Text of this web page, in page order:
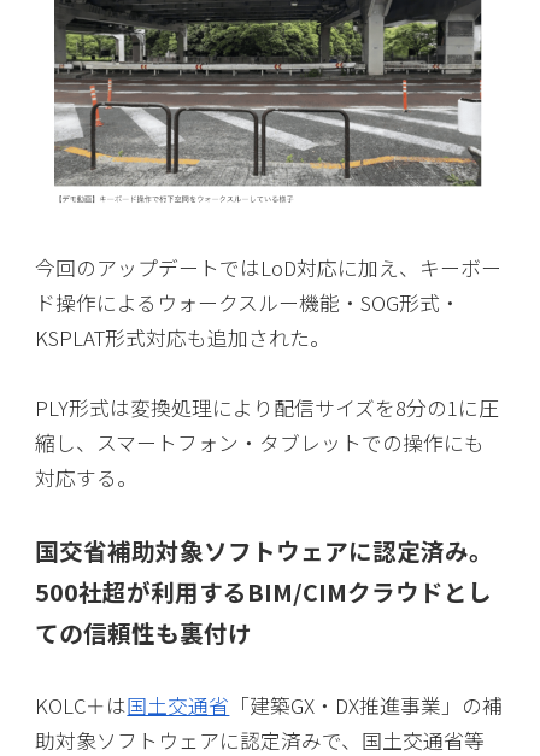
今回のアップデートではLoD対応に加え、キーボー
ド操作によるウォークスルー機能・SOG形式・
KSPLAT形式対応も追加された。
PLY形式は変換処理により配信サイズを8分の1に圧
縮し、スマートフォン・タブレットでの操作にも
対応する。
国交省補助対象ソフトウェアに認定済み。
500社超が利用するBIM/CIMクラウドとし
ての信頼性も裏付け
KOLC＋は国土交通省 「建築GX・DX推進事業」の補
助対象ソフトウェアに認定済みで、国土交通省等